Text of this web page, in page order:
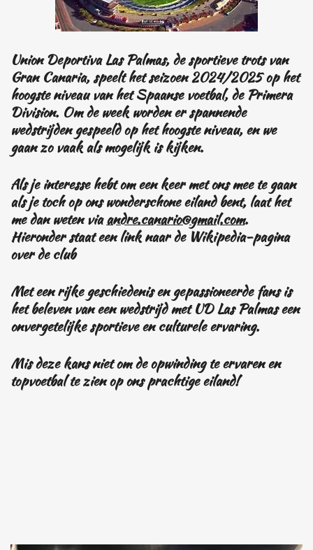
Union Deportiva Las Palmas, de sportieve trots van
Gran Canaria, speelt het seizoen 2024/2025 op het
hoogste niveau van het Spaanse voetbal, de Primera
Division. Om de week worden er spannende
wedstrijden gespeeld op het hoogste niveau, en we
gaan zo vaak als mogelijk is kijken.
Als je interesse hebt om een keer met ons mee te gaan
als je toch op ons wonderschone eiland bent, laat het
me dan weten viaandre.canario@gmail.com.
Hieronder staat een link naar de Wikipedia-pagina
over de club
Met een rijke geschiedenis en gepassioneerde fans is
het beleven van een wedstrijd met UD Las Palmas een
onvergetelijke sportieve en culturele ervaring.
Mis deze kans niet om de opwinding te ervaren en
topvoetbal te zien op ons prachtige eiland!